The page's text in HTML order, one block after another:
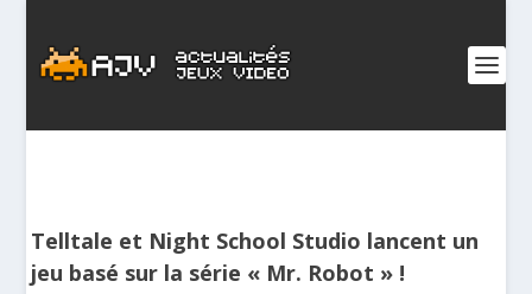
Telltale et Night School Studio lancent un
jeu basé sur la série « Mr. Robot » !